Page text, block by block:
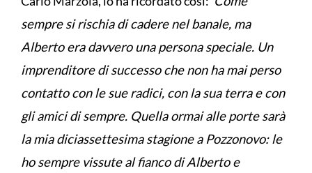
sempre si rischia di cadere nel banale, ma
Alberto era davvero una persona speciale. Un
imprenditore di successo che non ha mai perso
contatto con le sue radici, con la sua terra e con
gli amici di sempre. Quella ormai alle porte sarà
la mia diciassettesima stagione a Pozzonovo: le
ho sempre vissute al fianco di Alberto e